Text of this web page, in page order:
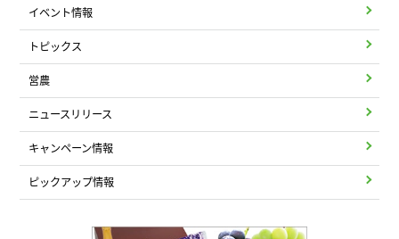
イベント情報
トピックス
営農
ニュースリリース
キャンペーン情報
ピックアップ情報